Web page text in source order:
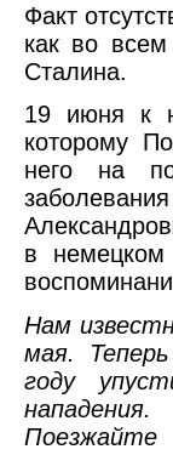
Факт
как во
Сталина.
19 июня к
которому
него на
в немецком
Нам
мая.
году